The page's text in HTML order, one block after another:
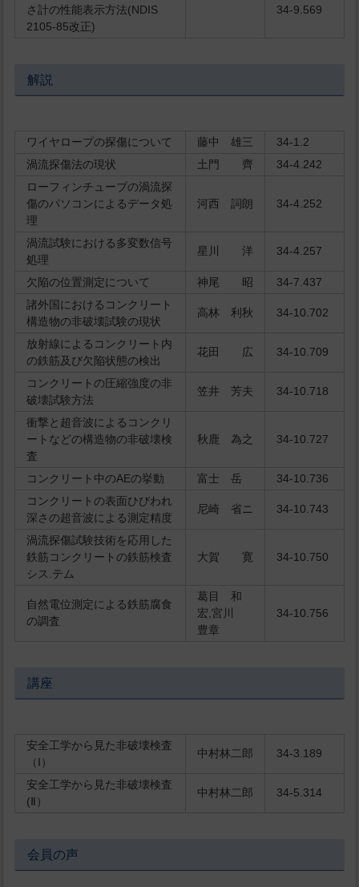
さ計の性能表示方法(NDIS
2105-85改正)
34-9.569
解説
ワイヤロープの探傷について 藤中 雄三
34-1.2
渦流探傷法の現状
土門 齊
34-4.242
ローフィンチューブの渦流探
傷のパソコンによるデータ処
理
河西 詞朗 34-4.252
渦流試験における多変数信号
処理
星川 洋 34-4.257
欠陥の位置測定について 神尾 昭
34-7.437
諸外国におけるコンクリート
構造物の非破壊試験の現状
高林 利秋 34-10.702
放射線によるコンクリート内
の鉄筋及び欠陥状態の検出
花田 広 34-10.709
コンクリートの圧縮強度の非
破壊試験方法
笠井 芳夫 34-10.718
衝撃と超音波によるコンクリ
ートなどの構造物の非破壊検
査
秋鹿 為之 34-10.727
コンクリート中のAEの挙動 富士 岳
34-10.736
コンクリートの表面ひびわれ
深さの超音波による測定精度
尼崎 省ニ 34-10.743
渦流探傷試験技術を応用した
鉄筋コンクリートの鉄筋検査
シス.テム
大賀 寛 34-10.750
自然電位測定による鉄筋腐食
の調査
葛目 和
宏,宮川
豊章
34-10.756
講座
安全工学から見た非破壊検査
（I）
中村林二郎 34-3.189
安全工学から見た非破壊検査
(Ⅱ）
中村林二郎 34-5.314
会員の声